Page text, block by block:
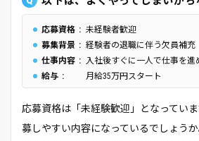
応募資格
未経験者歓迎
募集背景
経験者の退職に伴う欠員補充
仕事内容
入社後すぐに一人で仕事を進
給与
月給35万円スタート
応募資格は「未経験歓迎」となってい
募しやすい内容になっているでしょう